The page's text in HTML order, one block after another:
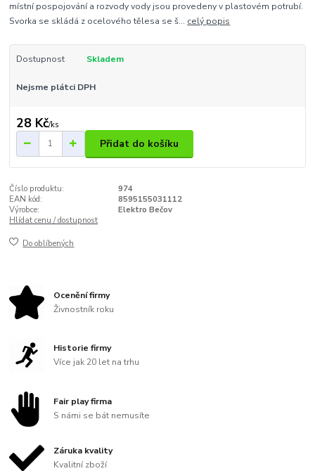
místní pospojování a rozvody vody jsou provedeny v plastovém potrubí.
Svorka se skládá z ocelového tělesa se š... celý popis
Dostupnost Skladem
Nejsme plátci DPH
28 Kč/ks
Přidat do košíku
Číslo produktu:
974
EAN kód:
8595155031112
Výrobce:
Elektro Bečov
Hlídat cenu / dostupnost
Do oblíbených
Ocenění firmy
Živnostník roku
Historie firmy
Více jak 20 let na trhu
Fair play firma
S námi se bát nemusíte
Záruka kvality
Kvalitní zboží